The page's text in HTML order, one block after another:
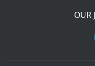
OUR